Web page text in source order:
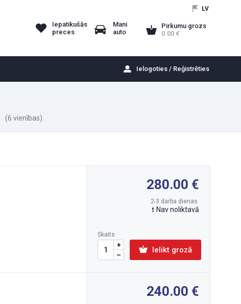
LV
Iepatikušās
preces
Mani
auto
Pirkumu grozs
0.00
Ielogoties / Reģistrēties
(6 vienības)
280.00
2-3 darba dienas
Nav noliktavā
Skaits
Ielikt grozā
240.00